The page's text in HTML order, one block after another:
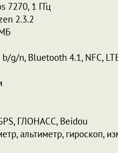
7270, 1 ГГц
2.3.2
g/n, Bluetooth 4.1, NFC,
ГЛОНАСС, Beidou
альтиметр, гироскоп,